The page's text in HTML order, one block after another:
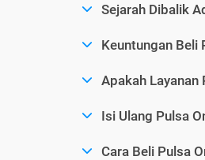
Sejarah Dibalik
Keuntungan Beli
Apakah Layanan
Isi Ulang Pulsa
Cara Beli Pulsa